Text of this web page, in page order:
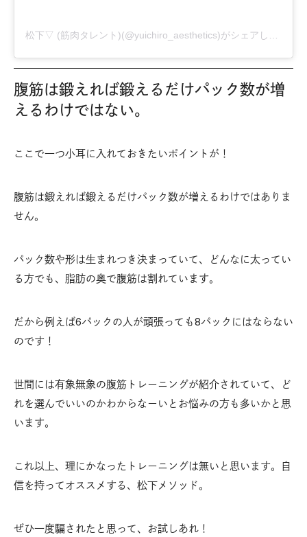
腹筋は鍛えれば鍛えるだけパック数が増
えるわけではない。
ここで一つ小耳に入れておきたいポイントが！
腹筋は鍛えれば鍛えるだけパック数が増えるわけではありま
せん。
パック数や形は生まれつき決まっていて、どんなに太ってい
る方でも、脂肪の奥で腹筋は割れています。
だから例えば6パックの人が頑張っても8パックにはならない
のです！
世間には有象無象の腹筋トレーニングが紹介されていて、ど
れを選んでいいのかわからなーいとお悩みの方も多いかと思
います。
これ以上、理にかなったトレーニングは無いと思います。自
信を持ってオススメする、松下メソッド。
ぜひ一度騙されたと思って、お試しあれ！